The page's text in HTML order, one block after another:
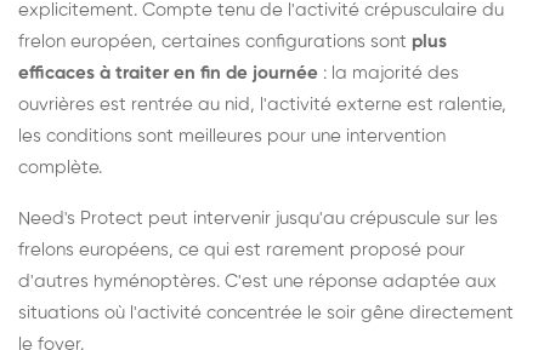
explicitement. Compte tenu de l'activité crépusculaire du
frelon européen, certaines configurations sont plus
efficaces à traiter en fin de journée : la majorité des
ouvrières est rentrée au nid, l'activité externe est ralentie,
les conditions sont meilleures pour une intervention
complète.
Need's Protect peut intervenir jusqu'au crépuscule sur les
frelons européens, ce qui est rarement proposé pour
d'autres hyménoptères. C'est une réponse adaptée aux
situations où l'activité concentrée le soir gêne directement
le foyer.